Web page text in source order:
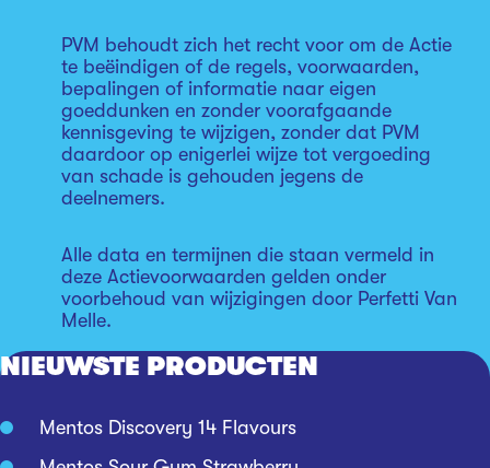
PVM behoudt zich het recht voor om de Actie
te beëindigen of de regels, voorwaarden,
bepalingen of informatie naar eigen
goeddunken en zonder voorafgaande
kennisgeving te wijzigen, zonder dat PVM
daardoor op enigerlei wijze tot vergoeding
van schade is gehouden jegens de
deelnemers.
Alle data en termijnen die staan vermeld in
deze Actievoorwaarden gelden onder
voorbehoud van wijzigingen door Perfetti Van
Melle.
NIEUWSTE PRODUCTEN
Mentos Discovery 14 Flavours